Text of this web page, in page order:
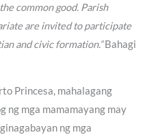
common good. Parish
are invited to participate
and civic formation.”Bahagi
Princesa, mahalagang
ng mga mamamayang may
ng mga